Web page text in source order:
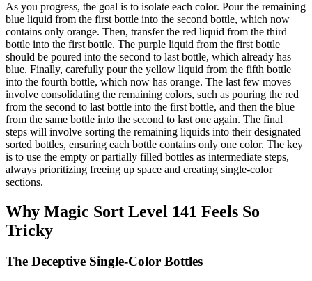
As you progress, the goal is to isolate each color. Pour the remaining
blue liquid from the first bottle into the second bottle, which now
contains only orange. Then, transfer the red liquid from the third
bottle into the first bottle. The purple liquid from the first bottle
should be poured into the second to last bottle, which already has
blue. Finally, carefully pour the yellow liquid from the fifth bottle
into the fourth bottle, which now has orange. The last few moves
involve consolidating the remaining colors, such as pouring the red
from the second to last bottle into the first bottle, and then the blue
from the same bottle into the second to last one again. The final
steps will involve sorting the remaining liquids into their designated
sorted bottles, ensuring each bottle contains only one color. The key
is to use the empty or partially filled bottles as intermediate steps,
always prioritizing freeing up space and creating single-color
sections.
Why Magic Sort Level 141 Feels So
Tricky
The Deceptive Single-Color Bottles